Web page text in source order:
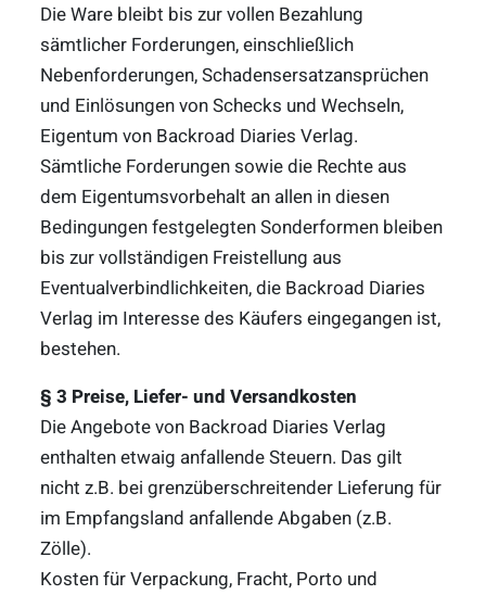
Die Ware bleibt bis zur vollen Bezahlung
sämtlicher Forderungen, einschließlich
Nebenforderungen, Schadensersatzansprüchen
und Einlösungen von Schecks und Wechseln,
Eigentum von Backroad Diaries Verlag.
Sämtliche Forderungen sowie die Rechte aus
dem Eigentumsvorbehalt an allen in diesen
Bedingungen festgelegten Sonderformen bleiben
bis zur vollständigen Freistellung aus
Eventualverbindlichkeiten, die Backroad Diaries
Verlag im Interesse des Käufers eingegangen ist,
bestehen.
§ 3 Preise, Liefer- und Versandkosten
Die Angebote von Backroad Diaries Verlag
enthalten etwaig anfallende Steuern. Das gilt
nicht z.B. bei grenzüberschreitender Lieferung für
im Empfangsland anfallende Abgaben (z.B.
Zölle).
Kosten für Verpackung, Fracht, Porto und